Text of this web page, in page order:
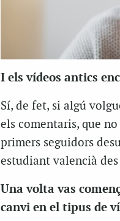
I els vídeos antics
Sí, de fet, si algú
els comentaris, que
primers seguidors
estudiant valencià
Una volta vas
canvi en el tipus de